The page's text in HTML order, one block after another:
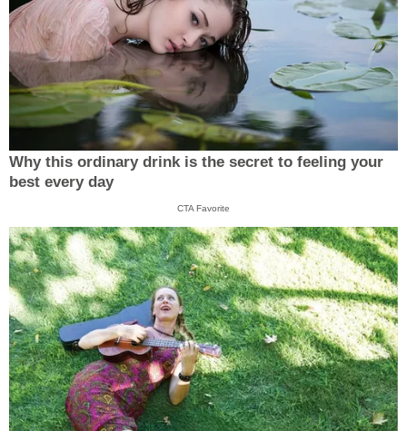
Why this ordinary drink is the secret to feeling your
best every day
CTA Favorite